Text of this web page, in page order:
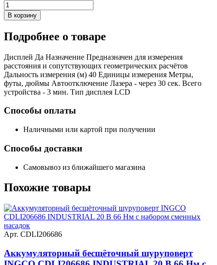
В корзину
Подробнее о товаре
Дисплей Да Назначение Предназначен для измерения
расстояния и сопутствующих геометрических расчётов
Дальность измерения (м) 40 Единицы измерения Метры,
футы, дюймы Автоотключение Лазера - через 30 сек. Всего
устройства - 3 мин. Тип дисплея LCD
Способы оплаты
Наличными или картой при получении
Способы доставки
Самовывоз из ближайшего магазина
Похожие товары
Арт. CDLI206686
Аккумуляторный бесщёточный шуруповерт